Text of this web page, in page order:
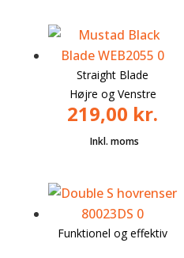
200,00 kr..
er:
150,00 kr..
Straight Blade
Højre og Venstre
219,00 kr.
Funktionel og effektiv